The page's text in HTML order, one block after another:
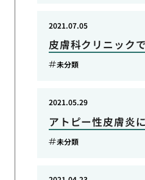
皮膚科クリニック
2021.07.05
未分類
アトピー性皮膚炎
2021.05.29
未分類